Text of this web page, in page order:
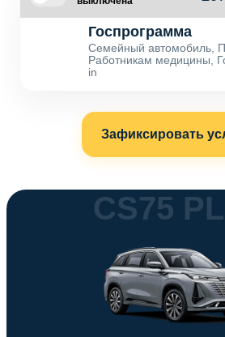
Госпрограмма
Семейный автомобиль,
Работникам медицины,
in
Зафиксировать
CS75